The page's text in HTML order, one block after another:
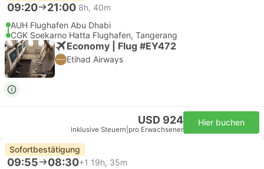
09:20 21:00 8h, 40m
AUH Flughafen Abu Dhabi
CGK Soekarno Hatta Flughafen, Tangerang
Economy | Flug #EY472
Etihad Airways
USD 924
inklusive Steuern pro Erwachsener
Hier buchen
Sofortbestätigung
09:55 08:30+1 19h, 35m